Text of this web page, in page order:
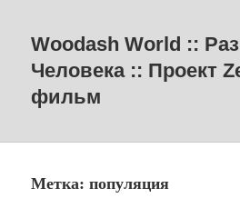
Woodash World ::
Человека :: Проект
фильм
Метка:популяция